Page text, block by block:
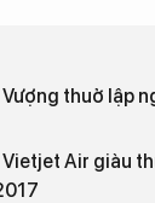
thuở lập
Vietjet Air giàu